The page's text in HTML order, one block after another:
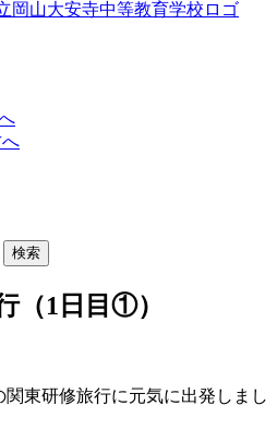
（1日目①）
東研修旅行に元気に出発しまし